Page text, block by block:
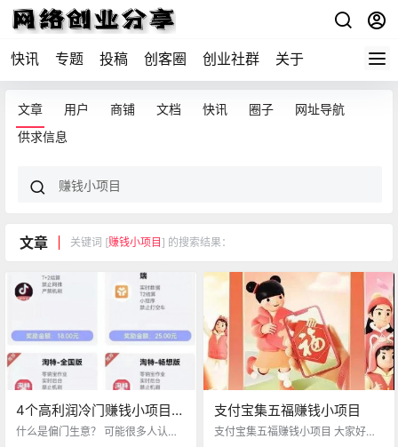
快讯 专题 投稿 创客圈 创业社群 关于
文章 用户 商铺 文档 快讯 圈子
网址导航
供求信息
文章 关键词 [赚钱小项目 ] 的搜索结果：
4个高利润冷门赚钱小项目，
无本钱一天挣300-500元
什么是偏门生意？ 可能很多人认为
支付宝集五福赚钱小项目
支付宝集五福赚钱小项目 大家好，